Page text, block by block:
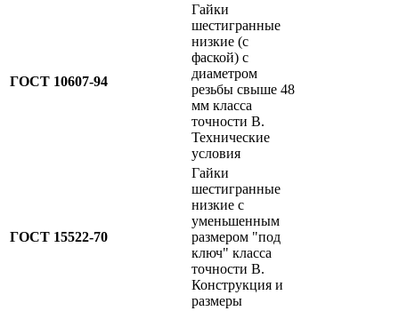
ГОСТ 10607-94
Гайки
шестигранные
низкие (с
фаской) с
диаметром
резьбы свыше 48
мм класса
точности B.
Технические
условия
ГОСТ 15522-70
Гайки
шестигранные
низкие с
уменьшенным
размером "под
ключ" класса
точности B.
Конструкция и
размеры